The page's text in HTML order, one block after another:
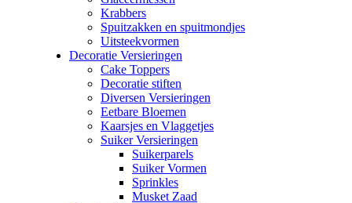
Krabbers
Spuitzakken en spuitmondjes
Uitsteekvormen
Decoratie Versieringen
Cake Toppers
Decoratie stiften
Diversen Versieringen
Eetbare Bloemen
Kaarsjes en Vlaggetjes
Suiker Versieringen
Suikerparels
Suiker Vormen
Sprinkles
Musket Zaad